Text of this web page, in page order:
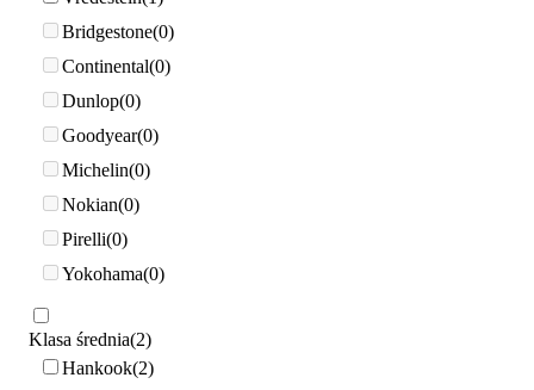
Bridgestone 0
Continental 0
Dunlop 0
Goodyear 0
Michelin 0
Nokian 0
Pirelli 0
Yokohama 0
Klasa średnia 2
Hankook 2